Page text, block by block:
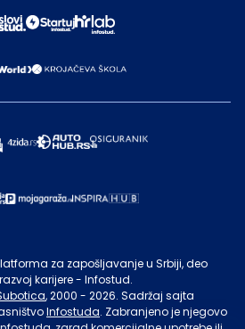
za zapošljavanje u Srbiji, deo
karijere - Infostud.
, 2000 - 2026. Sadržaj sajta
Infostuda. Zabranjeno je njegovo